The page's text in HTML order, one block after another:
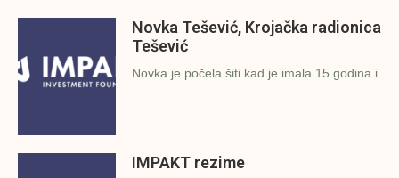
Novka Tešević, Krojačka radionica
Tešević
Novka je počela šiti kad je imala 15 godina i
IMPAKT rezime